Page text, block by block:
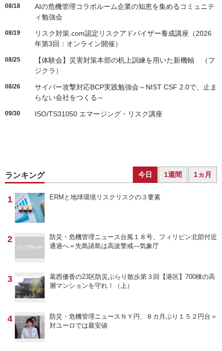
08/18
AIの危機管理コラボルーム企業の知恵を集めるコミュニテ
ィ勉強会
08/19
リスク対策.com認定リスクアドバイザー養成講座（2026
年第3回：オンライン開催）
08/25
【体験会】災害対策本部の机上訓練を用いた新機軸 （フ
ジクラ）
08/26
サイバー攻撃対応BCP実践勉強会～NIST CSF 2.0で、止ま
らない会社をつくる～
09/30 ISO/TS31050 エマージング・リスク講座
ランキング 今日 1週間 1ヵ月
1 ERMと地球環境リスク リスクの３要素
2 防災・危機管理ニュース台風１８号、フィリピン北部付近
通過へ＝先島諸島は高波警戒―気象庁
3 葛西優香の23区防災ぶらり散歩第３回【港区】700棟の高
層マンションを守れ！（上）
4 防災・危機管理ニュース ＮＹ円、８カ月ぶり１５２円台＝
対ユーロでは最安値